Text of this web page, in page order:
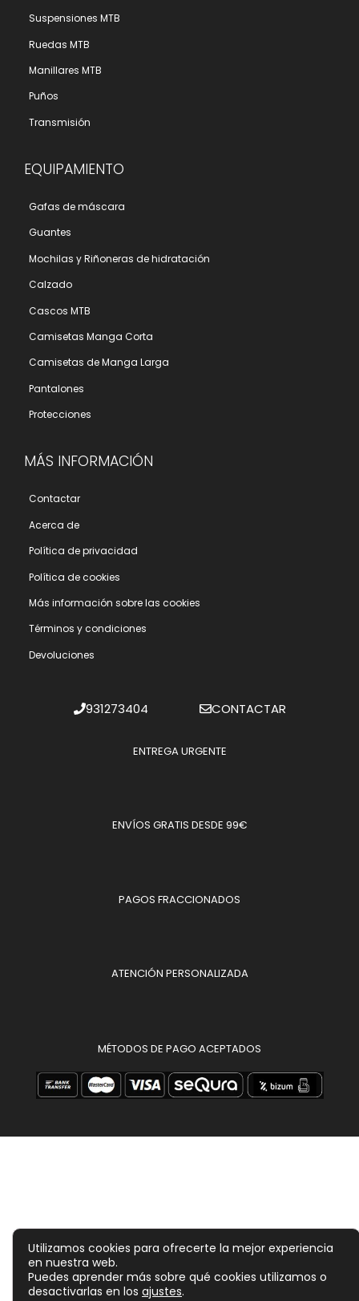
Suspensiones MTB
Ruedas MTB
Manillares MTB
Puños
Transmisión
EQUIPAMIENTO
Gafas de máscara
Guantes
Mochilas y Riñoneras de hidratación
Calzado
Cascos MTB
Camisetas Manga Corta
Camisetas de Manga Larga
Pantalones
Protecciones
MÁS INFORMACIÓN
Contactar
Acerca de
Polí­tica de privacidad
Polí­tica de cookies
Más información sobre las cookies
Términos y condiciones
Devoluciones
931273404 CONTACTAR
ENTREGA URGENTE
ENVÍOS GRATIS DESDE 99€
PAGOS FRACCIONADOS
ATENCIÓN PERSONALIZADA
MÉTODOS DE PAGO ACEPTADOS
Utilizamos cookies para ofrecerte la mejor experiencia
en nuestra web.
Puedes aprender más sobre qué cookies utilizamos o
desactivarlas en los ajustes.